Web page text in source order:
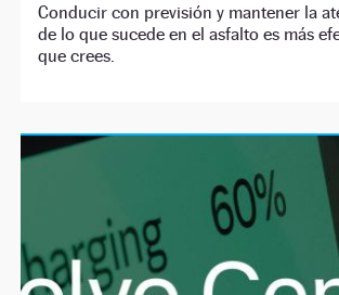
Conducir con previsión y mantener la
de lo que sucede en el asfalto es más
que crees.